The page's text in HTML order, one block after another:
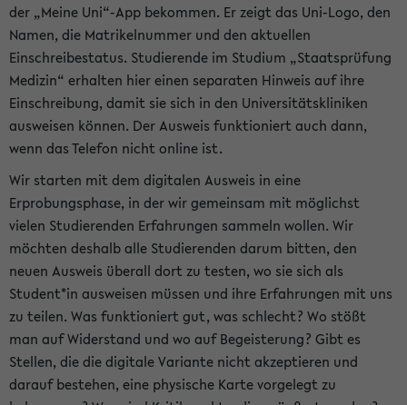
der „Meine Uni“-App bekommen. Er zeigt das Uni-Logo, den
Namen, die Matrikelnummer und den aktuellen
Einschreibestatus. Studierende im Studium „Staatsprüfung
Medizin“ erhalten hier einen separaten Hinweis auf ihre
Einschreibung, damit sie sich in den Universitätskliniken
ausweisen können. Der Ausweis funktioniert auch dann,
wenn das Telefon nicht online ist.
Wir starten mit dem digitalen Ausweis in eine
Erprobungsphase, in der wir gemeinsam mit möglichst
vielen Studierenden Erfahrungen sammeln wollen. Wir
möchten deshalb alle Studierenden darum bitten, den
neuen Ausweis überall dort zu testen, wo sie sich als
Student*in ausweisen müssen und ihre Erfahrungen mit uns
zu teilen. Was funktioniert gut, was schlecht? Wo stößt
man auf Widerstand und wo auf Begeisterung? Gibt es
Stellen, die die digitale Variante nicht akzeptieren und
darauf bestehen, eine physische Karte vorgelegt zu